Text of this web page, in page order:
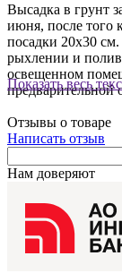
Показать весь
Высадка в грунт
июня, после того
посадки 20х30
рыхлении и
освещенном
предварительной
Отзывы о товаре
Написать отзыв
Нам доверяют